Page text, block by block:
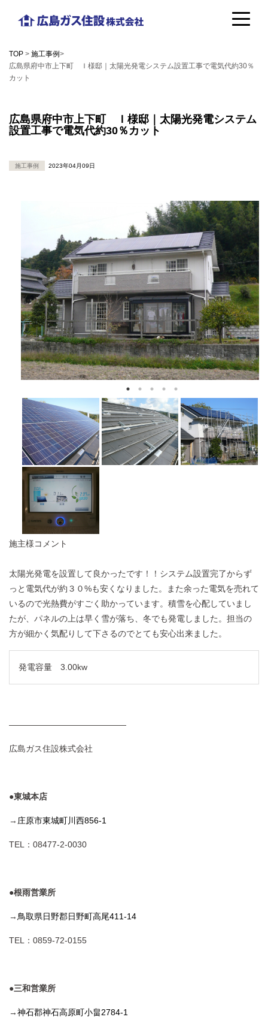
テ
ン
へ
ス
ッ
島
ガ
設
式
TOP > 施工事例>
広島県府中市上下町 Ｉ様邸｜太陽光発電システム設置工事で電気代約30％
カット
広島県府中市上下町 Ｉ様邸｜太陽光発電システム
設置工事で電気代約30％カット
施工事例 2023年04月09日
施主様コメント
太陽光発電を設置して良かったです！！システム設置完了からず
っと電気代が約３０%も安くなりました。また余った電気を売れて
いるので光熱費がすごく助かっています。積雪を心配していまし
たが、パネルの上は早く雪が落ち、冬でも発電しました。担当の
方が細かく気配りして下さるのでとても安心出来ました。
発電容量 3.00kw
——————————————
広島ガス住設株式会社
●東城本店
→ 庄原市東城町川西856-1
TEL：08477-2-0030
●根雨営業所
→鳥取県日野郡日野町高尾411-14
TEL：0859-72-0155
●三和営業所
→神石郡神石高原町小畠2784-1